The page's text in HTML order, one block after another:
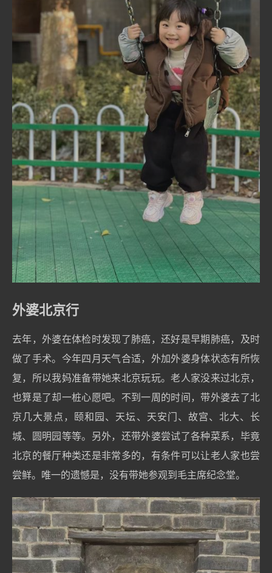
外婆北京行
去年，外婆在体检时发现了肺癌，还好是早期肺癌，及时
做了手术。今年四月天气合适，外加外婆身体状态有所恢
复，所以我妈准备带她来北京玩玩。老人家没来过北京，
也算是了却一桩心愿吧。不到一周的时间，带外婆去了北
京几大景点，颐和园、天坛、天安门、故宫、北大、长
城、圆明园等等。另外，还带外婆尝试了各种菜系，毕竟
北京的餐厅种类还是非常多的，有条件可以让老人家也尝
尝鲜。唯一的遗憾是，没有带她参观到毛主席纪念堂。